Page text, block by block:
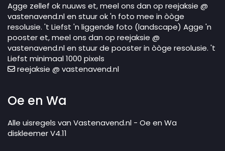
Agge zellef ok nuuws et, meel ons dan op reejaksie @
vastenavend.nl en stuur ok 'n foto mee in òòge
resolusie. 't Liefst 'n liggende foto (landscape) Agge 'n
pooster et, meel ons dan op reejaksie @
vastenavend.nl en stuur de pooster in òòge resolusie. 't
Liefst minimaal 1000 pixels
reejaksie @ vastenavend.nl
Oe en Wa
Alle uisregels van Vastenavend.nl - Oe en Wa
diskleemer V4.11